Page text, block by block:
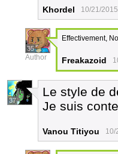
Khordel 10/21/
35
Author
Effectivement,
Freakazoid
37
Le style de
Je suis
Vanou Titiyou 10/